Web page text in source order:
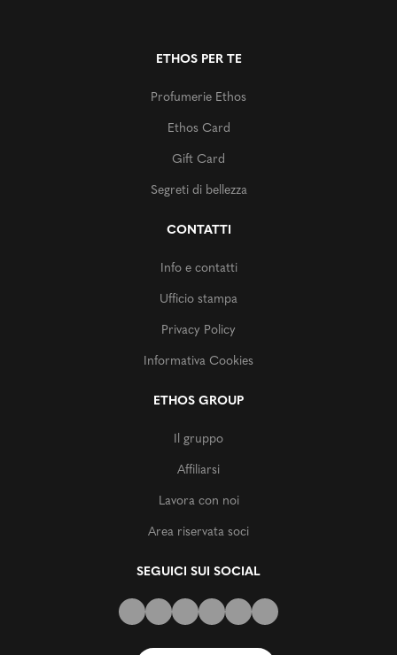
ETHOS PER TE
Profumerie Ethos
Ethos Card
Gift Card
Segreti di bellezza
CONTATTI
Info e contatti
Ufficio stampa
Privacy Policy
Informativa Cookies
ETHOS GROUP
Il gruppo
Affiliarsi
Lavora con noi
Area riservata soci
SEGUICI SUI SOCIAL